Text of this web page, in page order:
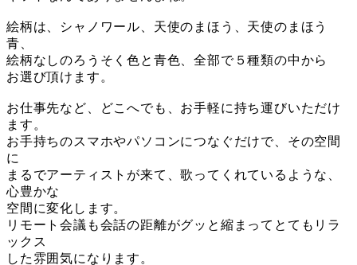
絵柄は、シャノワール、天使のまほう、天使のまほう
青、
絵柄なしのろうそく色と青色、全部で５種類の中から
お選び頂けます。
お仕事先など、どこへでも、お手軽に持ち運びいただけ
ます。
お手持ちのスマホやパソコンにつなぐだけで、その空間
に
まるでアーティストが来て、歌ってくれているような、
心豊かな
空間に変化します。
リモート会議も会話の距離がグッと縮まってとてもリラ
ックス
した雰囲気になります。